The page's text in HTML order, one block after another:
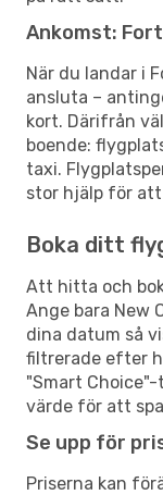
Ankomst:
När du landar i
ansluta –
kort. Därifrån
boende:
taxi.
stor hjälp för
Boka ditt
Att hitta och
Ange bara New
dina datum så
filtrerade efter
"Smart
värde för att
Se upp för
Priserna kan